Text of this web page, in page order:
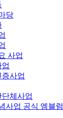
당
사업
사업
체사업
사업 공식 엠블럼